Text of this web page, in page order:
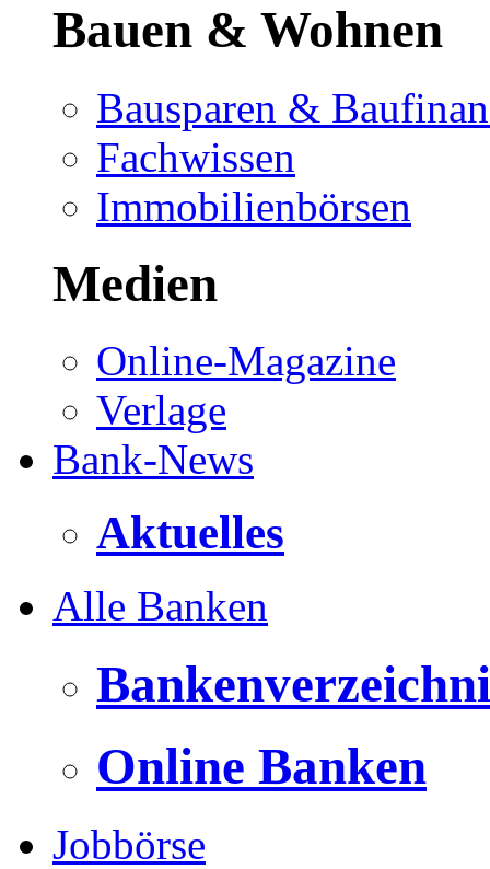
Bauen & Wohnen
Bausparen &
Fachwissen
Immobilienbörsen
Medien
Online-Magazine
Verlage
Bank-News
Aktuelles
Alle Banken
Online Banken
Jobbörse